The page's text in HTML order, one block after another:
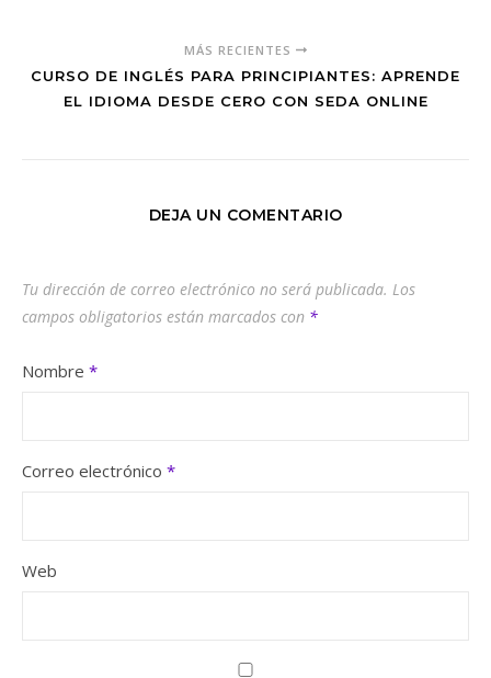
MÁS RECIENTES
CURSO DE INGLÉS PARA PRINCIPIANTES: APRENDE
EL IDIOMA DESDE CERO CON SEDA ONLINE
DEJA UN COMENTARIO
Tu dirección de correo electrónico no será publicada. Los
campos obligatorios están marcados con *
Nombre *
Correo electrónico *
Web